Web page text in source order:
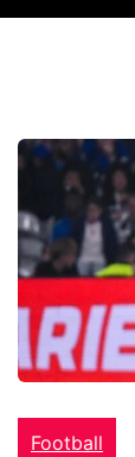
Football